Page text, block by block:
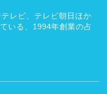
レビ、テレビ朝日ほか
いる、1994年創業の占